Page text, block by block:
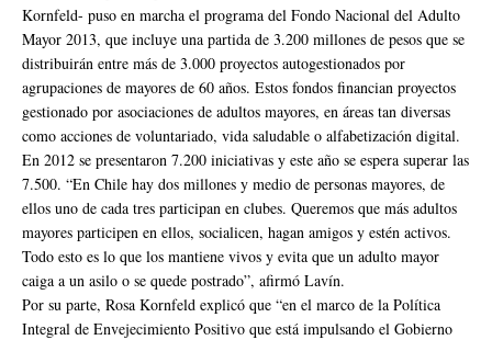
Kornfeld- puso en marcha el programa del Fondo Nacional del Adulto
Mayor 2013, que incluye una partida de 3.200 millones de pesos que se
distribuirán entre más de 3.000 proyectos autogestionados por
agrupaciones de mayores de 60 años. Estos fondos financian proyectos
gestionado por asociaciones de adultos mayores, en áreas tan diversas
como acciones de voluntariado, vida saludable o alfabetización digital.
En 2012 se presentaron 7.200 iniciativas y este año se espera superar las
7.500. “En Chile hay dos millones y medio de personas mayores, de
ellos uno de cada tres participan en clubes. Queremos que más adultos
mayores participen en ellos, socialicen, hagan amigos y estén activos.
Todo esto es lo que los mantiene vivos y evita que un adulto mayor
caiga a un asilo o se quede postrado”, afirmó Lavín.
Por su parte, Rosa Kornfeld explicó que “en el marco de la Política
Integral de Envejecimiento Positivo que está impulsando el Gobierno